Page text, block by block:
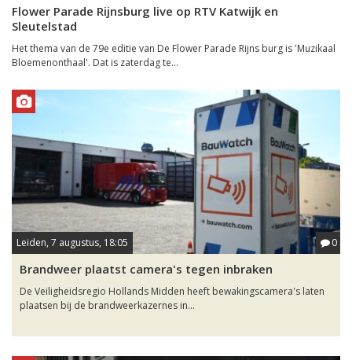
Flower Parade Rijnsburg live op RTV Katwijk en
Sleutelstad
Het thema van de 79e editie van De Flower Parade Rijns burg is 'Muzikaal
Bloemenonthaal'. Dat is zaterdag te...
Leiden, 7 augustus, 18:05 0
Brandweer plaatst camera's tegen inbraken
De Veiligheidsregio Hollands Midden heeft bewakingscamera's laten
plaatsen bij de brandweerkazernes in...